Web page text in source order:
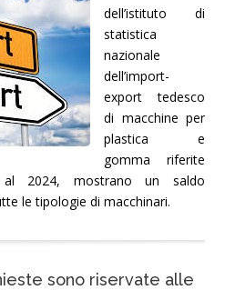
dell’istituto di
statistica
nazionale
dell’import-
export tedesco
di macchine per
plastica e
gomma riferite
al 2024, mostrano un saldo
le tipologie di macchinari.
sono riservate alle